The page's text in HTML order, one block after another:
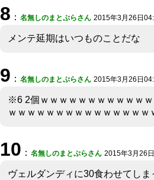
8 ： 名無しのまとぷらさん 2015年3月26日
メンテ延期はいつものことだな
9 ： 名無しのまとぷらさん 2015年3月26日
※6 2個ｗｗｗｗｗｗｗｗｗｗｗ
ｗｗｗｗｗｗｗｗｗｗｗｗｗｗｗ
10 ： 名無しのまとぷらさん 2015年3月26
ヴェルダンディに30食わせてしま